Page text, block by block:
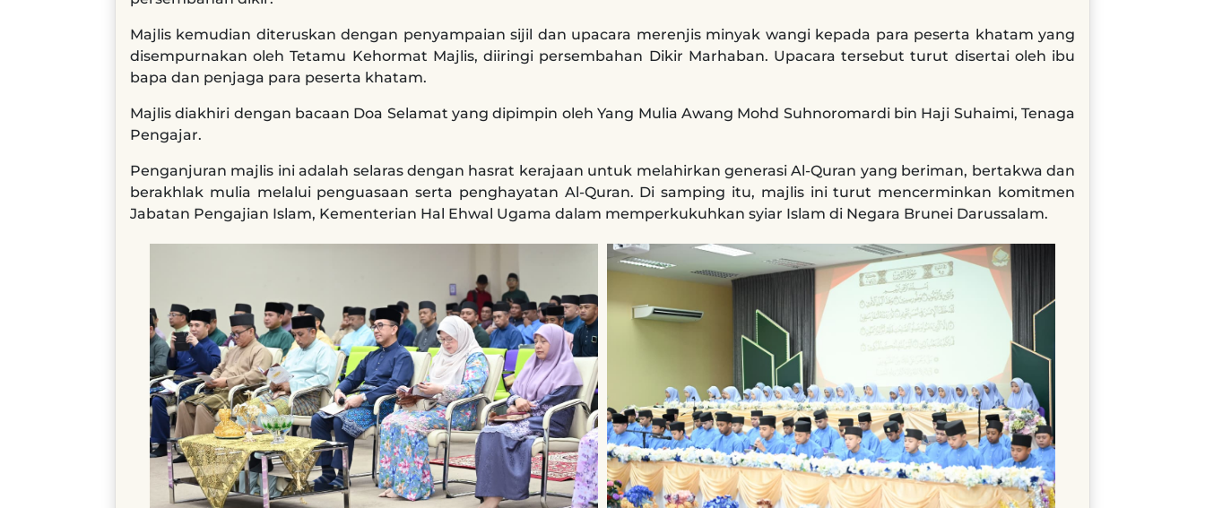
Majlis kemudian diteruskan dengan penyampaian sijil dan upacara merenjis minyak wangi kepada para peserta khatam yang
disempurnakan oleh Tetamu Kehormat Majlis, diiringi persembahan Dikir Marhaban. Upacara tersebut turut disertai oleh ibu
bapa dan penjaga para peserta khatam.
Majlis diakhiri dengan bacaan Doa Selamat yang dipimpin oleh Yang Mulia Awang Mohd Suhnoromardi bin Haji Suhaimi, Tenaga
Pengajar.
Penganjuran majlis ini adalah selaras dengan hasrat kerajaan untuk melahirkan generasi Al-Quran yang beriman, bertakwa dan
berakhlak mulia melalui penguasaan serta penghayatan Al-Quran. Di samping itu, majlis ini turut mencerminkan komitmen
Jabatan Pengajian Islam, Kementerian Hal Ehwal Ugama dalam memperkukuhkan syiar Islam di Negara Brunei Darussalam.​